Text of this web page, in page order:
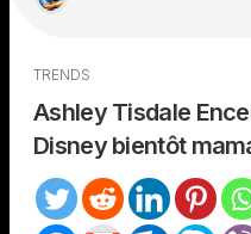
TRENDS
Ashley Tisdale
Disney bientôt